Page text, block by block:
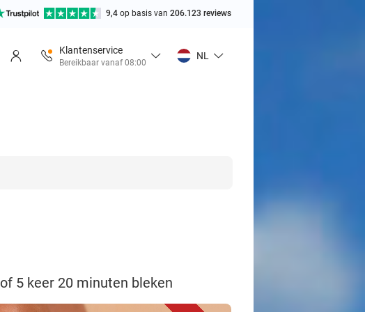
9,4 op basis van 206.123 reviews
Klantenservice
Bereikbaar vanaf 08:00
NL
5 keer 20 minuten bleken